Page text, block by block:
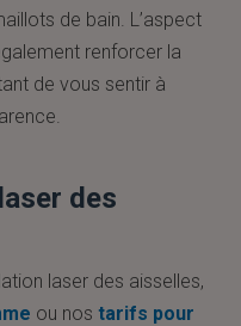
de bain. L’aspect
renforcer la
de vous sentir à
des
laser des aisselles,
ou nos tarifs pour